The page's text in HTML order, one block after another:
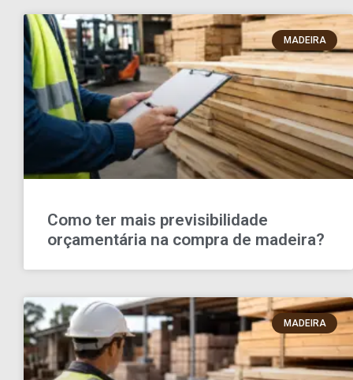
MADEIRA
Como ter mais previsibilidade
orçamentária na compra de madeira?
MADEIRA